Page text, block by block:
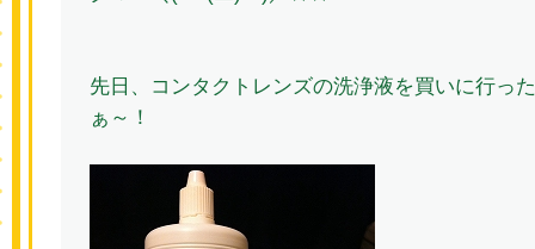
先日、コンタクトレンズの洗浄液を買いに行っ
ぁ～！